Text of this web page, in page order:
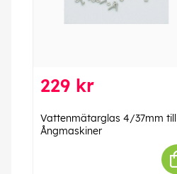
229 kr
Vattenmätarglas 4/37mm till
Ångmaskiner